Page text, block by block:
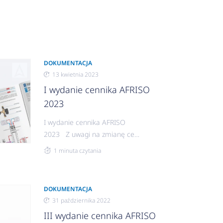
DOKUMENTACJA
13 kwietnia 2023
I wydanie cennika AFRISO
2023
I wydanie cennika AFRISO
2023 Z uwagi na zmianę cen
na produkty AFRISO
o urządzeniach AFRISO i
AFRISOBasic w jednym
miejscu. Oferta AFRISO -
1 minuta czytania
DOKUMENTACJA
31 października 2022
III wydanie cennika AFRISO